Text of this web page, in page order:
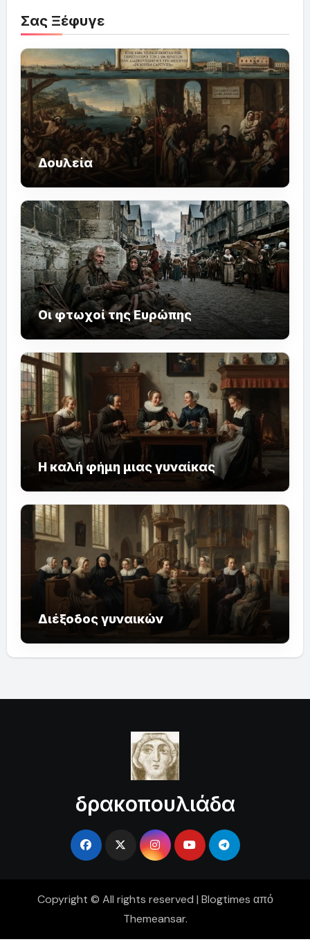
Σας Ξέφυγε
Δουλεία
Οι φτωχοί της Ευρώπης
Η καλή φήμη μιας γυναίκας
Διέξοδος γυναικών
δρακοπουλιάδα
Copyright © All rights reserved | Blogtimes από
Themeansar.